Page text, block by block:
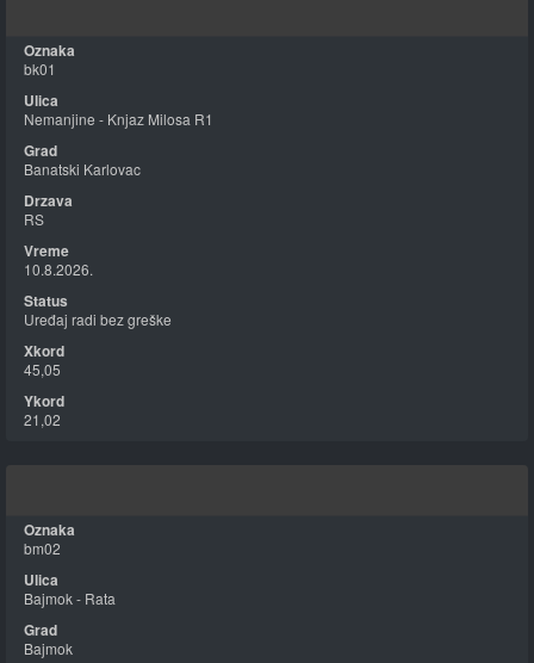
bk01
Nemanjine - Knjaz Milosa R1
Banatski Karlovac
RS
10.8.2026.
Uređaj radi bez greške
45,05
21,02
bm02
Bajmok - Rata
Bajmok